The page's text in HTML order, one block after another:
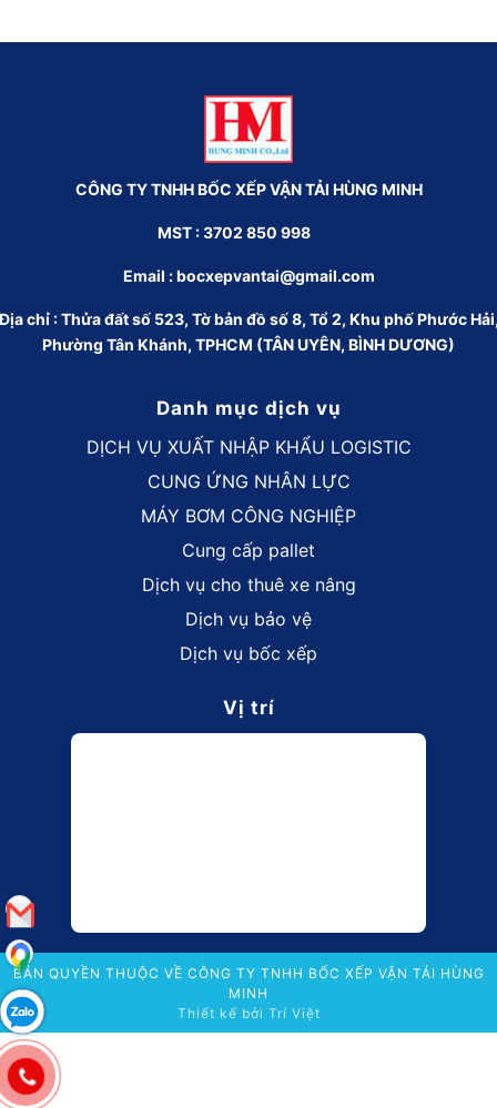
CÔNG TY TNHH BỐC XẾP VẬN TẢI HÙNG MINH
MST : 3702 850 998
Email :bocxepvantai@gmail.com
chỉ : Thửa đất số 523, Tờ bản đồ số 8, Tổ 2, Khu phố Phước
Phường Tân Khánh, TPHCM (TÂN UYÊN, BÌNH DƯƠNG)
Danh mục dịch vụ
DỊCH VỤ XUẤT NHẬP KHẨU LOGISTIC
CUNG ỨNG NHÂN LỰC
MÁY BƠM CÔNG NGHIỆP
Cung cấp pallet
Dịch vụ cho thuê xe nâng
Dịch vụ bảo vệ
Dịch vụ bốc xếp
Vị trí
BẢN QUYỀN THUỘC VỀ CÔNG TY TNHH BỐC XẾP VẬN TẢI HÙNG
MINH
Thiết kế bởi Trí Việt